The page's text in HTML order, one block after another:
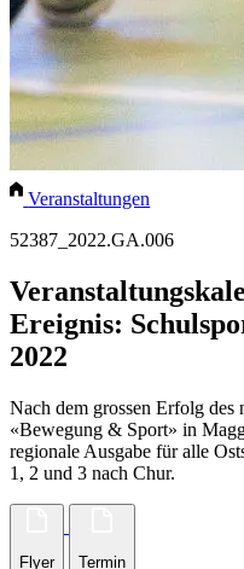
Veranstaltungen
52387_2022.GA.006
Ereignis:
2022
Nach dem grossen Erfolg des
«Bewegung & Sport» in
regionale Ausgabe für alle
1, 2 und 3 nach Chur.
Flyer Termin